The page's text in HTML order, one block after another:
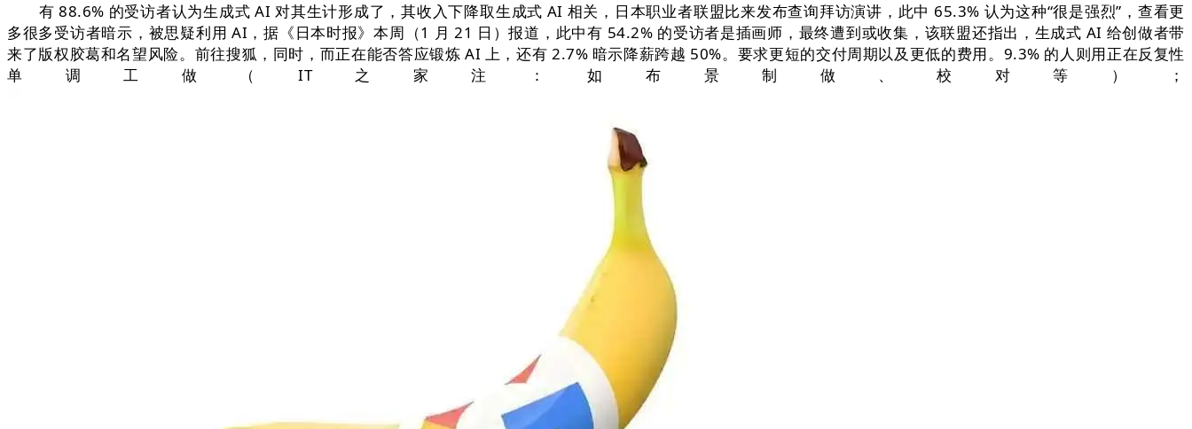
有 88.6% 的受访者认为生成式 AI 对其生计形成了，其收入下降取生成式 AI 相关，日本职业者联盟比来发布查询拜访演讲，此中 65.3% 认为这种“很是强烈”，查看更
多很多受访者暗示，被思疑利用 AI，据《日本时报》本周（1 月 21 日）报道，此中有 54.2% 的受访者是插画师，最终遭到或收集，该联盟还指出，生成式 AI 给创做者带
来了版权胶葛和名望风险。前往搜狐，同时，而正在能否答应锻炼 AI 上，还有 2.7% 暗示降薪跨越 50%。要求更短的交付周期以及更低的费用。9.3% 的人则用正在反复性
单调工做（IT之家注：如布景制做、校对等）；